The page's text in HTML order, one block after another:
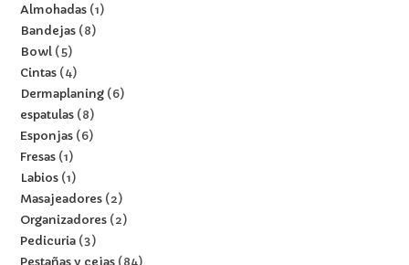
Almohadas 1
Bandejas 8
Bowl 5
Cintas 4
Dermaplaning 6
espatulas 8
Esponjas 6
Fresas 1
Labios 1
Masajeadores 2
Organizadores 2
Pedicuria 3